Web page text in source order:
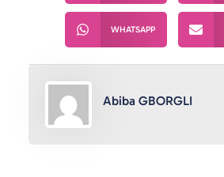
WHATSAPP
Abiba GBORGLI